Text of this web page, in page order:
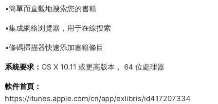
•簡單而直觀地搜索您的書籍
•集成網絡浏覽器，用于在線搜索
•條碼掃描器快速添加書籍條目
系統要求： OS X 10.11 或更高版本， 64 位處理器
軟件首頁：
https://itunes.apple.com/cn/app/exlibris/id417207334